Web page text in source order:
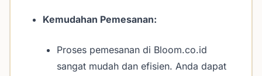
Kemudahan Pemesanan:
Proses pemesanan di Bloom.co.id
sangat mudah dan efisien. Anda dapat